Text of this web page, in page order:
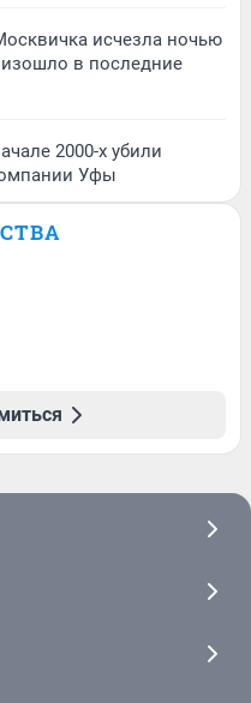
исчезла ночью
в последние
2000-х убили
Уфы